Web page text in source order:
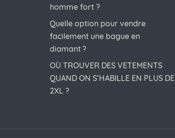
homme fort ?
Quelle option pour vendre
facilement une bague en
diamant ?
OÙ TROUVER DES VETEMENTS
QUAND ON S’HABILLE EN PLUS DE
2XL ?